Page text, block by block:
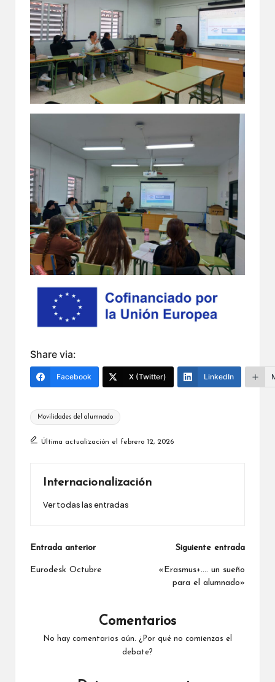
Share via:
Facebook X (Twitter) LinkedIn
Etiquetas:
Movilidades del alumnado
Última actualización el febrero 12, 2026
Internacionalización
Ver todas las entradas
Navegación
de
Entrada anterior
Eurodesk Octubre
Siguiente entrada
«Erasmus+…. un sueño
para el alumnado»
Comentarios
No hay comentarios aún. ¿Por qué no comienzas el
debate?